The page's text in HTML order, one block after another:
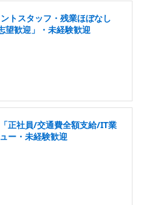
トスタッフ・残業ほぼなし
望歓迎」・未経験歓迎
正社員/交通費全額支給/IT業
ー・未経験歓迎